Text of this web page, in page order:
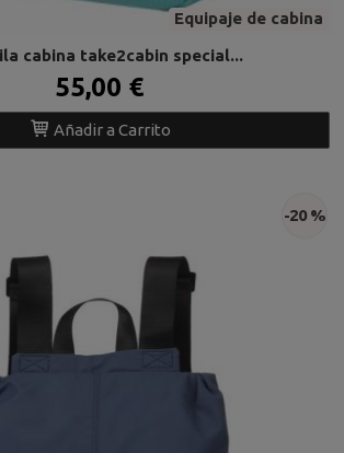
Equipaje de cabina
cabina take2cabin special...
55,00 €
Añadir a Carrito
-20 %